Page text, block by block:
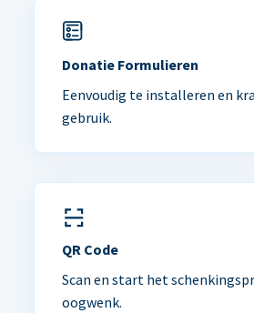
Donatie Formulieren
Eenvoudig te installeren en
gebruik.
QR Code
Scan en start het
oogwenk.